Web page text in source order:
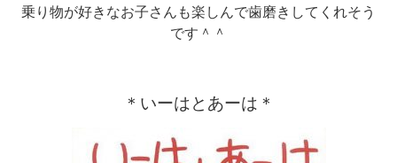
乗り物が好きなお子さんも楽しんで歯磨きしてくれそう
です＾＾
＊いーはとあーは＊